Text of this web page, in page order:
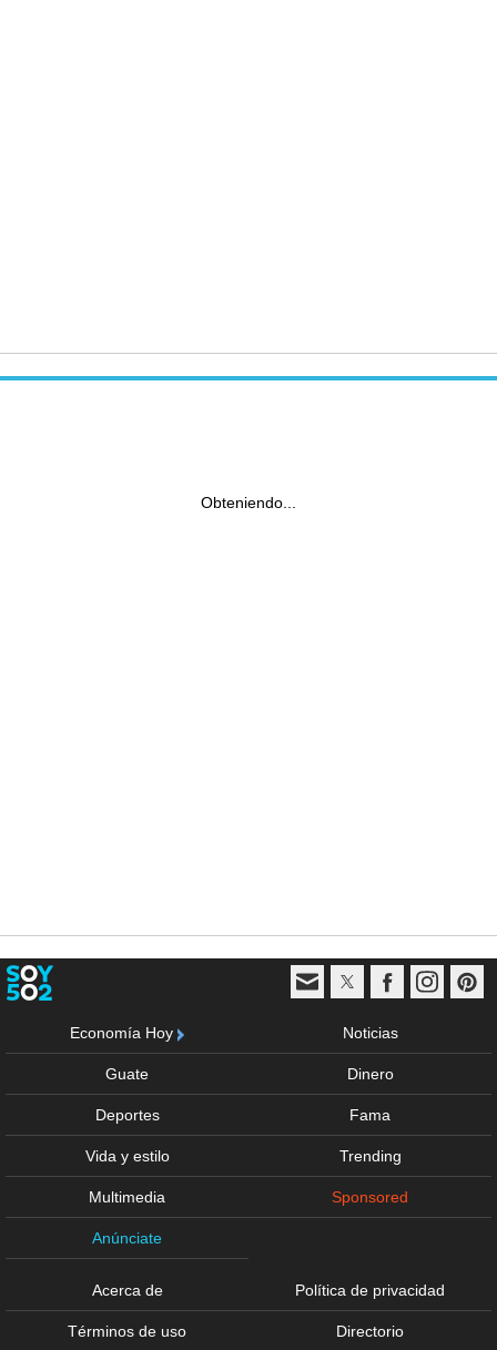
Obteniendo...
Economía Hoy Noticias
Guate Dinero
Deportes Fama
Vida y estilo Trending
Multimedia Sponsored
Anúnciate
Acerca de Política de privacidad
Términos de uso Directorio